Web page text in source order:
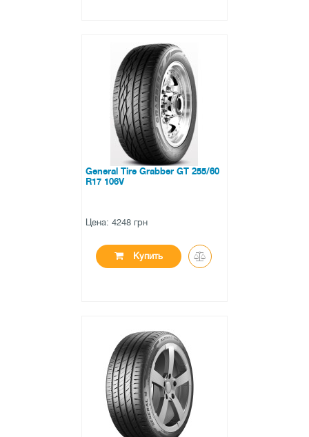
нет в наличии
0 отзывов
General Tire Grabber GT 255/60
R17 106V
Цена: 4248 грн
Купить
нет в наличии
0 отзывов